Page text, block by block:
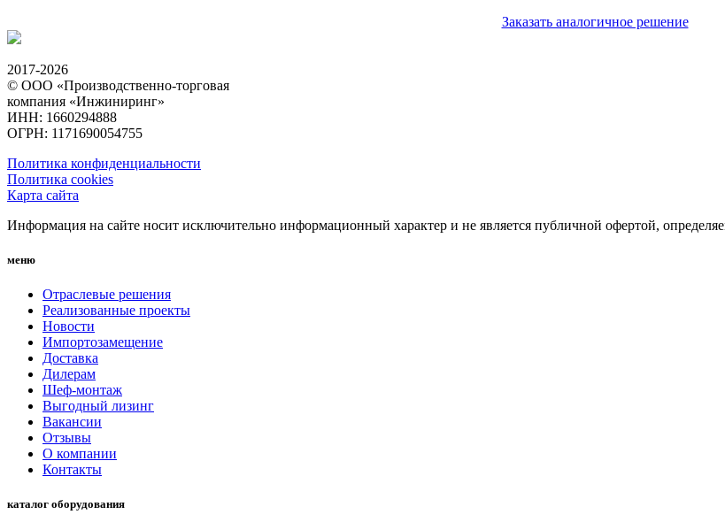
Заказать аналогичное решение
2017-2026
© ООО «Производственно-торговая
компания «Инжиниринг»
ИНН: 1660294888
ОГРН: 1171690054755
Политика конфиденциальности
Политика cookies
Карта сайта
Информация на сайте носит исключительно информационный характер и не является публичной офертой,
меню
Отраслевые решения
Реализованные проекты
Новости
Импортозамещение
Доставка
Дилерам
Шеф-монтаж
Выгодный лизинг
Вакансии
Отзывы
О компании
Контакты
каталог оборудования